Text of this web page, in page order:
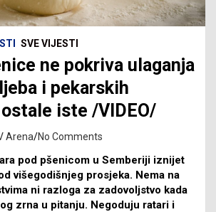
SVE VIJESTI
ne pokriva ulaganja
i pekarskih
iste /VIDEO/
Arena No Comments
pod pšenicom u Semberiji iznijet
višegodišnjeg prosjeka. Nema na
ni razloga za zadovoljstvo kada
zrna u pitanju. Negoduju ratari i